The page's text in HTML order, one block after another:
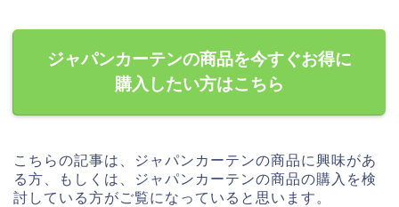
ジャパンカーテンの商品を今すぐお得に
購入したい方はこちら
こちらの記事は、ジャパンカーテンの商品に興味があ
る方、もしくは、ジャパンカーテンの商品の購入を検
討している方がご覧になっていると思います。